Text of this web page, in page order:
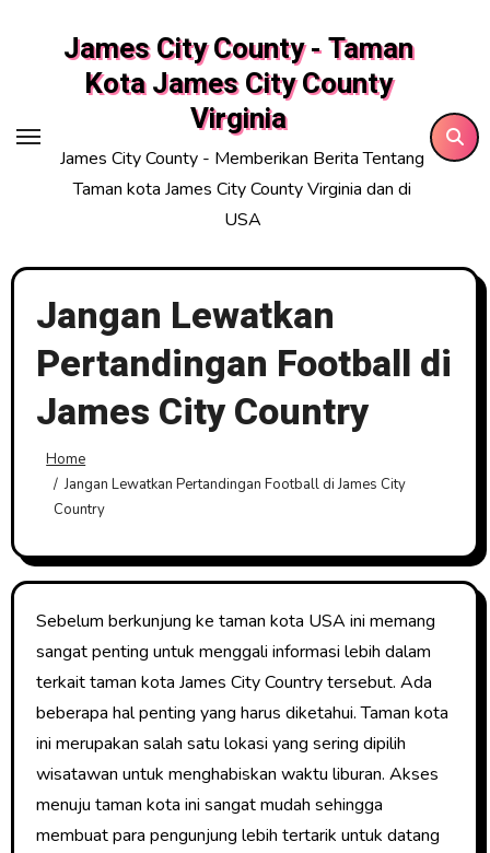
James City County - Taman
Kota James City County
Virginia
James City County - Memberikan Berita Tentang
Taman kota James City County Virginia dan di
USA
Jangan Lewatkan
Pertandingan Football di
James City Country
Home
Jangan Lewatkan Pertandingan Football di James City
Country
Sebelum berkunjung ke taman kota USA ini memang
sangat penting untuk menggali informasi lebih dalam
terkait taman kota James City Country tersebut. Ada
beberapa hal penting yang harus diketahui. Taman kota
ini merupakan salah satu lokasi yang sering dipilih
wisatawan untuk menghabiskan waktu liburan. Akses
menuju taman kota ini sangat mudah sehingga
membuat para pengunjung lebih tertarik untuk datang